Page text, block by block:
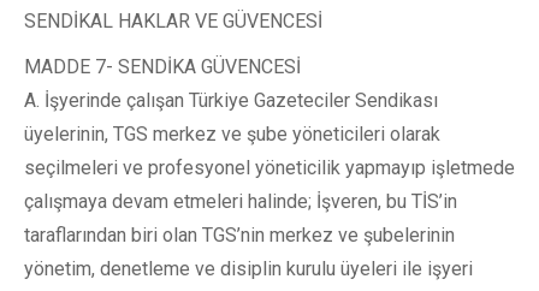
SENDİKAL HAKLAR VE GÜVENCESİ
MADDE 7- SENDİKA GÜVENCESİ
A. İşyerinde çalışan Türkiye Gazeteciler Sendikası
üyelerinin, TGS merkez ve şube yöneticileri olarak
seçilmeleri ve profesyonel yöneticilik yapmayıp işletmede
çalışmaya devam etmeleri halinde; İşveren, bu TİS’in
taraflarından biri olan TGS’nin merkez ve şubelerinin
yönetim, denetleme ve disiplin kurulu üyeleri ile işyeri